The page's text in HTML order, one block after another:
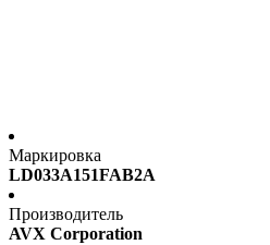
Маркировка
LD033A151FAB2A
Производитель
AVX Corporation